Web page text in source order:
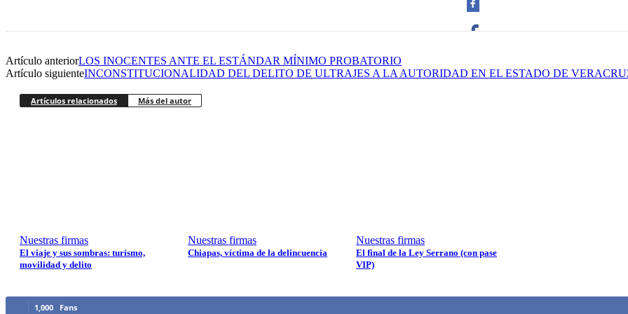
Artículo anteriorLOS INOCENTES ANTE EL ESTÁNDAR MÍNIMO PROBATORIO
Artículo siguienteINCONSTITUCIONALIDAD DEL DELITO DE ULTRAJES A LA AUTORIDAD EN EL ESTADO DE
Artículos relacionados Más del autor
Nuestras firmas
El viaje y sus sombras: turismo,
movilidad y delito
Nuestras firmas
Chiapas, víctima de la delincuencia
Nuestras firmas
El final de la Ley Serrano (con pase
VIP)
1,000 Fans